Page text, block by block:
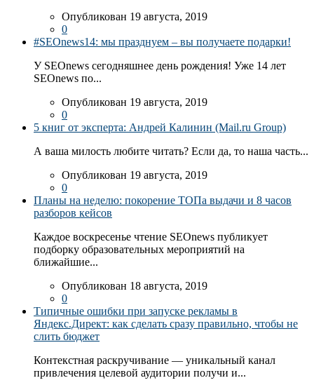
Опубликован 19 августа, 2019
0
#SEOnews14: мы празднуем – вы получаете подарки!
У SEOnews сегодняшнее день рождения! Уже 14 лет
SEOnews по...
Опубликован 19 августа, 2019
0
5 книг от эксперта: Андрей Калинин (Mail.ru Group)
А ваша милость любите читать? Если да, то наша часть...
Опубликован 19 августа, 2019
0
Планы на неделю: покорение ТОПа выдачи и 8 часов
разборов кейсов
Каждое воскресенье чтение SEOnews публикует
подборку образовательных мероприятий на
ближайшие...
Опубликован 18 августа, 2019
0
Типичные ошибки при запуске рекламы в
Яндекс.Директ: как сделать сразу правильно, чтобы не
слить бюджет
Контекстная раскручивание — уникальный канал
привлечения целевой аудитории получи и...